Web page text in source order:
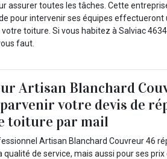
assurer toutes les tâches. Cette
pour intervenir ses équipes effectueront
toiture. Si vous habitez à Salviac
faut.
Artisan Blanchard
votre devis de
toiture par mail
Artisan Blanchard Couvreur 46
qualité de service, mais aussi pour ses prix